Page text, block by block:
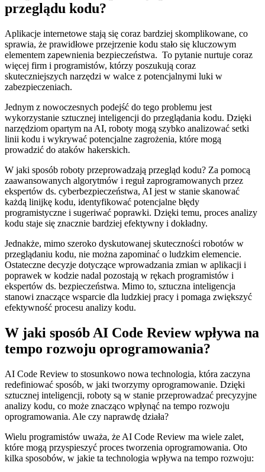
przeglądu​ kodu?
Aplikacje internetowe stają‌ się coraz bardziej skomplikowane, co‌
sprawia, że ​​prawidłowe przejrzenie kodu stało się kluczowym
elementem zapewnienia bezpieczeństwa. ‌ To pytanie ‍nurtuje coraz
więcej firm​ i programistów, którzy poszukują coraz
skuteczniejszych ⁣narzędzi w walce z ‌potencjalnymi luki w
zabezpieczeniach.
Jednym z nowoczesnych podejść do tego problemu jest
wykorzystanie sztucznej inteligencji do przeglądania kodu. Dzięki
narzędziom opartym na AI, roboty mogą szybko analizować setki
linii kodu i wykrywać ‍potencjalne zagrożenia, ⁤które mogą
prowadzić do ataków hakerskich.
W jaki sposób roboty przeprowadzają przegląd kodu? Za pomocą
zaawansowanych algorytmów i reguł‍ zaprogramowanych przez
ekspertów ⁢ds. cyberbezpieczeństwa, AI jest w stanie skanować
każdą linijkę kodu, identyfikować potencjalne błędy
programistyczne i sugeriwać poprawki. Dzięki temu, proces ⁣analizy
kodu staje się znacznie bardziej efektywny i dokładny.
Jednakże, mimo szeroko dyskutowanej skuteczności robotów ⁤w
przeglądaniu kodu, nie można zapominać o ludzkim elemencie.
Ostateczne decyzje dotyczące wprowadzania zmian w ⁤aplikacji i
poprawek w kodzie nadal pozostają w rękach programistów‍ i‌
ekspertów ds. bezpieczeństwa. Mimo to,‍ sztuczna inteligencja
stanowi ‍znaczące wsparcie dla⁢ ludzkiej pracy i pomaga zwiększyć
efektywność procesu analizy ‍kodu.
W jaki sposób AI Code Review wpływa na
tempo⁣ rozwoju oprogramowania?
AI Code Review to stosunkowo nowa technologia, która zaczyna
redefiniować ⁣sposób, w jaki ‍tworzymy oprogramowanie. Dzięki⁣
sztucznej inteligencji, roboty są w stanie przeprowadzać precyzyjne
‌analizy kodu, co może znacząco wpłynąć na tempo rozwoju
oprogramowania. Ale czy naprawdę działa?
Wielu programistów uważa, że AI Code Review ma wiele zalet,
które mogą przyspieszyć proces tworzenia oprogramowania.⁣ Oto
kilka sposobów, w jakie ta technologia ​wpływa na tempo rozwoju: